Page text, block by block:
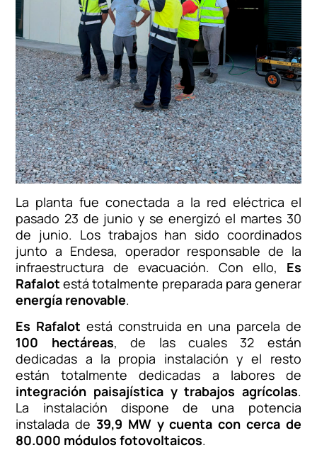
La planta fue conectada a la red eléctrica el
pasado 23 de junio y se energizó el martes 30
de junio. Los trabajos han sido coordinados
junto a Endesa, operador responsable de la
infraestructura de evacuación. Con ello, Es
Rafalot está totalmente preparada para generar
energía renovable.
Es Rafalot está construida en una parcela de
100 hectáreas, de las cuales 32 están
dedicadas a la propia instalación y el resto
están totalmente dedicadas a labores de
integración paisajística y trabajos agrícolas.
La instalación dispone de una potencia
instalada de 39,9 MW y cuenta con cerca de
80.000 módulos fotovoltaicos.